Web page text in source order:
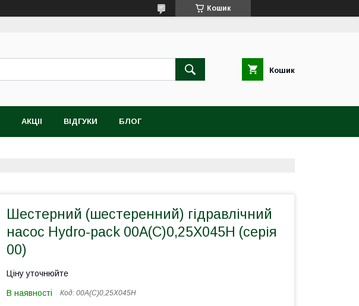
Кошик
Кошик
АКЦІІ ВІДГУКИ БЛОГ
Шестерний (шестеренний) гідравлічний
насос Hydro-pack 00A(C)0,25X045H (серія
00)
Ціну уточнюйте
В наявності Код: 00A(C)0,25X045H